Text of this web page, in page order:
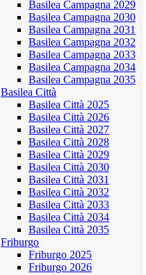
Basilea Campagna 2029
Basilea Campagna 2030
Basilea Campagna 2031
Basilea Campagna 2032
Basilea Campagna 2033
Basilea Campagna 2034
Basilea Campagna 2035
Basilea Città
Basilea Città 2025
Basilea Città 2026
Basilea Città 2027
Basilea Città 2028
Basilea Città 2029
Basilea Città 2030
Basilea Città 2031
Basilea Città 2032
Basilea Città 2033
Basilea Città 2034
Basilea Città 2035
Friburgo
Friburgo 2025
Friburgo 2026